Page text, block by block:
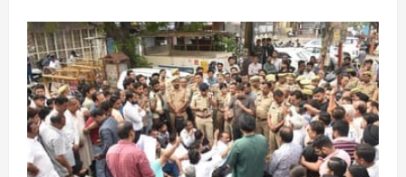
Job
Fair:
योगी
आदित्यनाथ
करेंगे
उद्घाटन,
25
हजार
युवाओं
को
मिलेगा
रोजगार